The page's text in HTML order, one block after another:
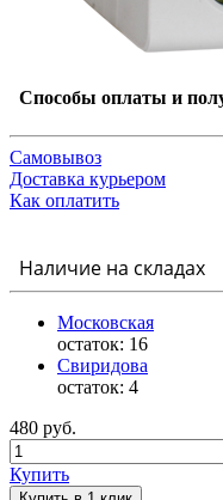
Способы оплаты и
Самовывоз
Доставка курьером
Как оплатить
Наличие на складах
Московская
остаток: 16
Свиридова
остаток: 4
480 руб.
Купить